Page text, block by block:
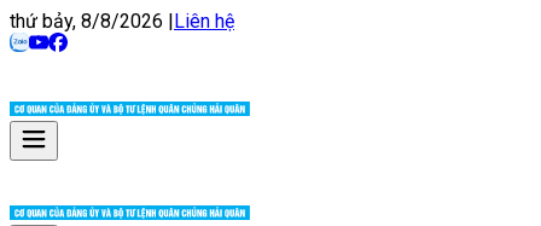
thứ bảy, 8/8/2026 |Liên hệ